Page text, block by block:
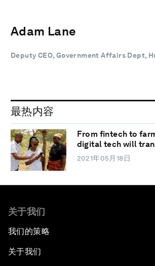
Adam Lane
Deputy CEO, Government Affairs Dept,
最热内容
From fintech to
digital tech will
2021年05月18日
关于我们
我们的策略
关于我们